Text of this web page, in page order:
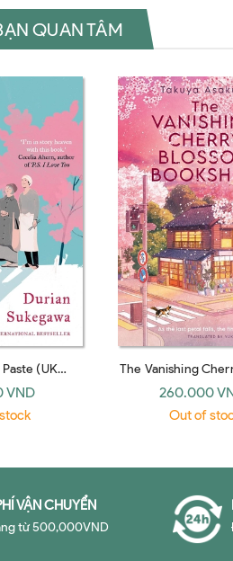
QUAN TÂM
(UK
VND
The Vanishing
Bookshop (UK
260.000
Out of
VẬN CHUYỂN
từ 500,000VND